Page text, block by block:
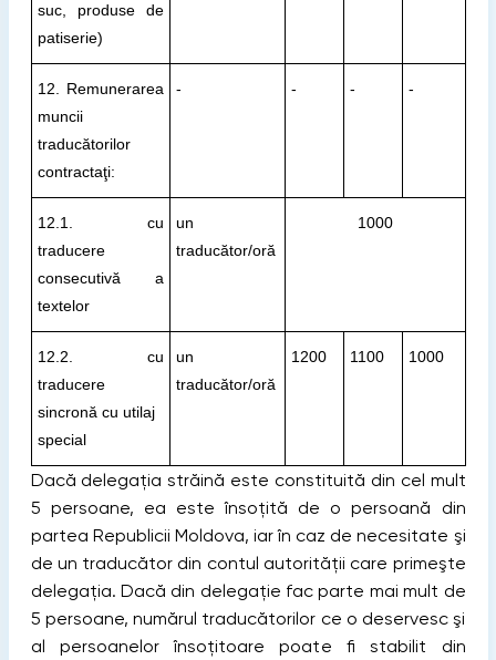
suc, produse de
patiserie)
12. Remunerarea
muncii
traducătorilor
contractaţi:
- - - -
12.1. cu
traducere
consecutivă a
textelor
un
traducător/oră
1000
12.2. cu
traducere
sincronă cu utilaj
special
un
traducător/oră
1200 1100 1000
Dacă delegaţia străină este constituită din cel mult
5 persoane, ea este însoţită de o persoană din
partea Republicii Moldova, iar în caz de necesitate şi
de un traducător din contul autorității care primeşte
delegaţia. Dacă din delegaţie fac parte mai mult de
5 persoane, numărul traducătorilor ce o deservesc şi
al persoanelor însoţitoare poate fi stabilit din